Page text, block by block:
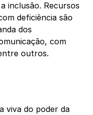
inclusão. Recursos
deficiência são
dos
com
outros.
viva do poder da